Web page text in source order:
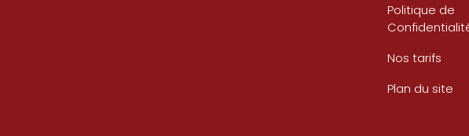
Politique de
Nos tarifs
Plan du site